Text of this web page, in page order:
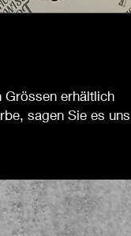
Grössen erhältlich
sagen Sie es